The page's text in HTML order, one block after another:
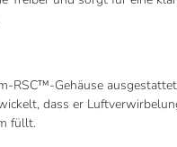
Gehäuse
dass er
füllt.